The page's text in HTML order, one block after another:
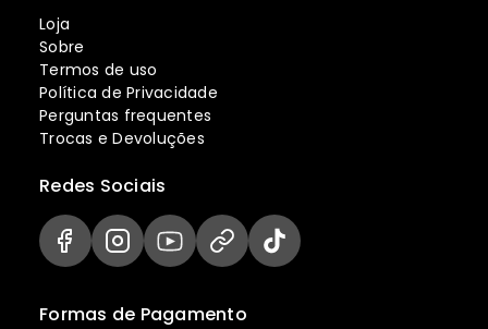
Loja
Sobre
Termos de uso
Política de Privacidade
Perguntas frequentes
Trocas e Devoluções
Formas de Pagamento
Redes Sociais